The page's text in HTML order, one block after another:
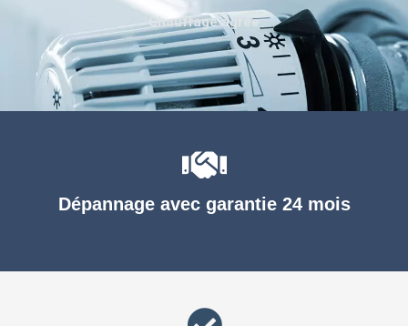
Dépannage avec garantie 24 mois
Chauffage agréé